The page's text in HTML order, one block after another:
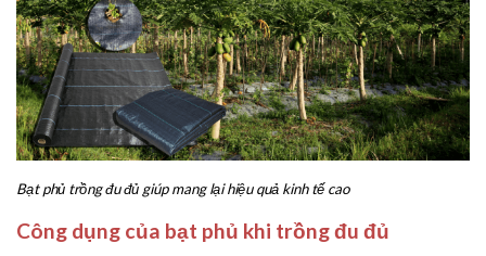
Bạt phủ trồng đu đủ giúp mang lại hiệu quả kinh tế cao
Công dụng của bạt phủ khi trồng đu đủ